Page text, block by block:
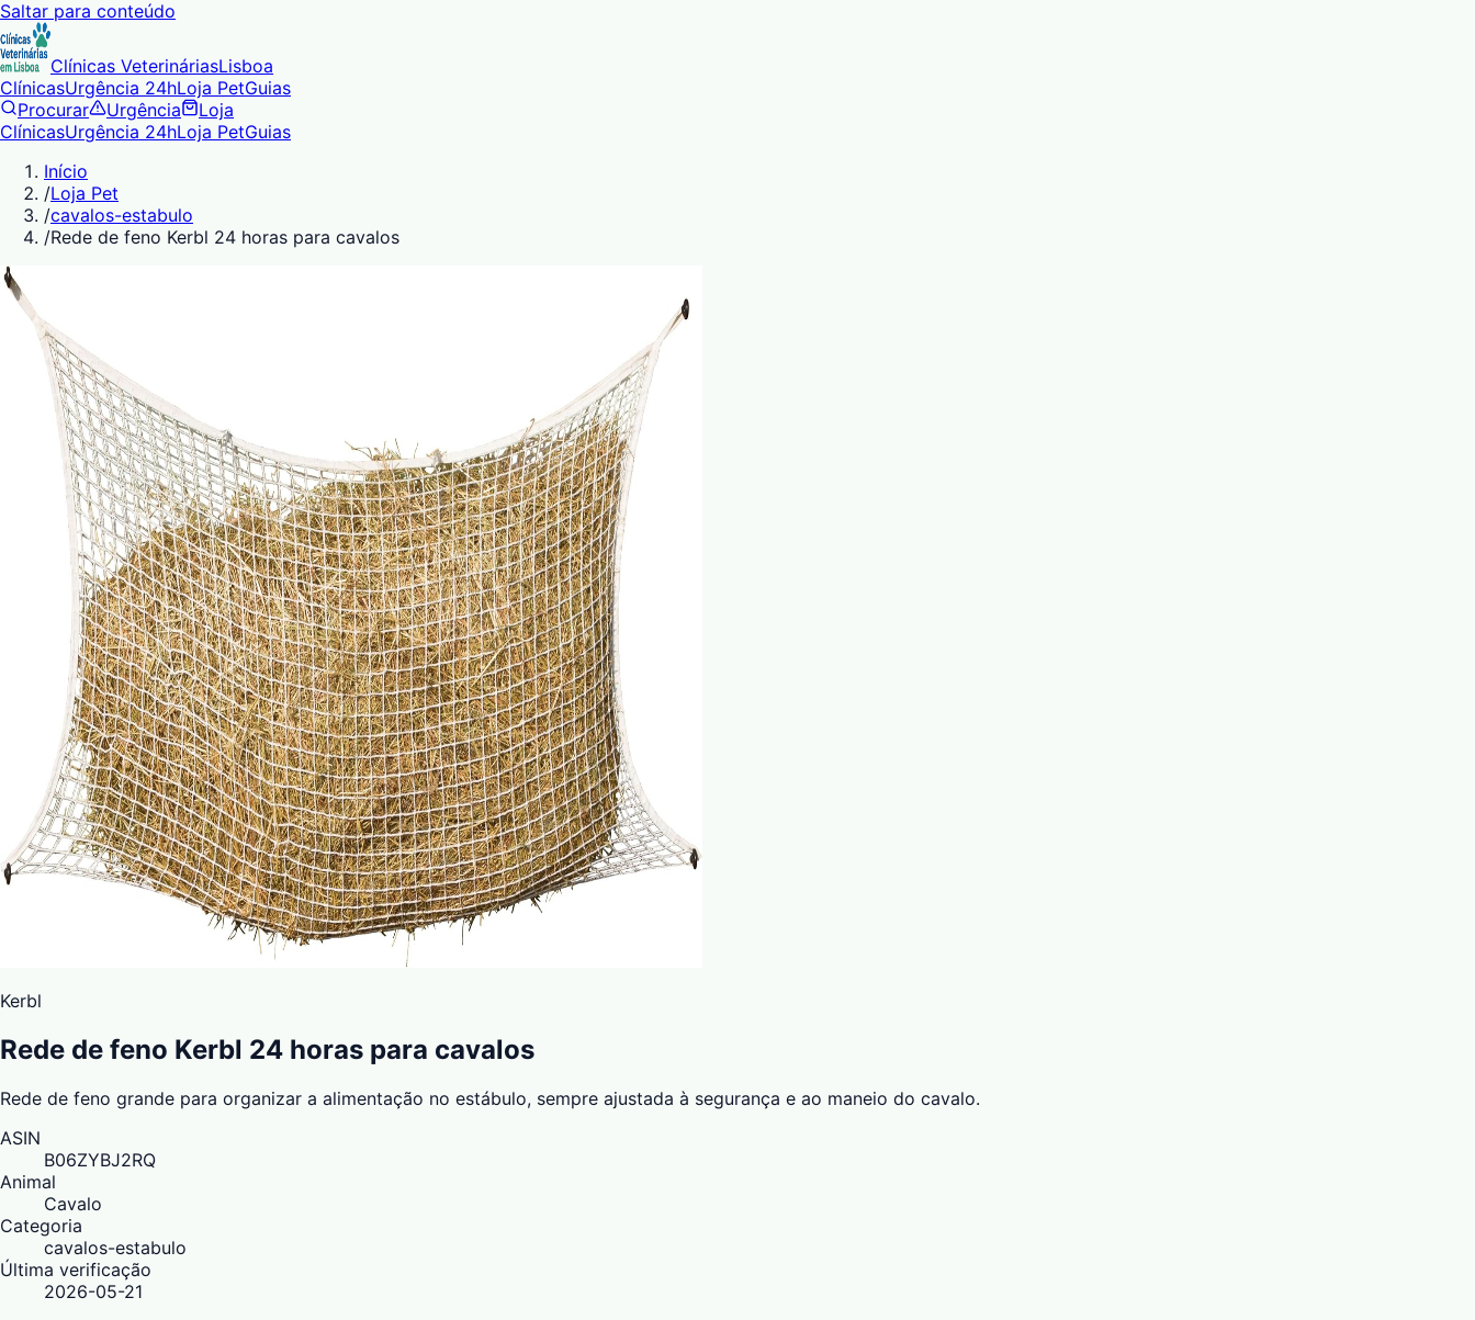
Saltar para conteúdo
Clínicas VeterináriasLisboa
ClínicasUrgência 24hLoja PetGuias
Procurar
Urgência
Loja
ClínicasUrgência 24hLoja PetGuias
Início
/Loja Pet
/cavalos-estabulo
/Rede de feno Kerbl 24 horas para cavalos
Kerbl
Rede de feno Kerbl 24 horas para cavalos
Rede de feno grande para organizar a alimentação no estábulo, sempre ajustada à segurança e ao maneio do cavalo.
ASIN
B06ZYBJ2RQ
Animal
Cavalo
Categoria
cavalos-estabulo
Última verificação
2026-05-21